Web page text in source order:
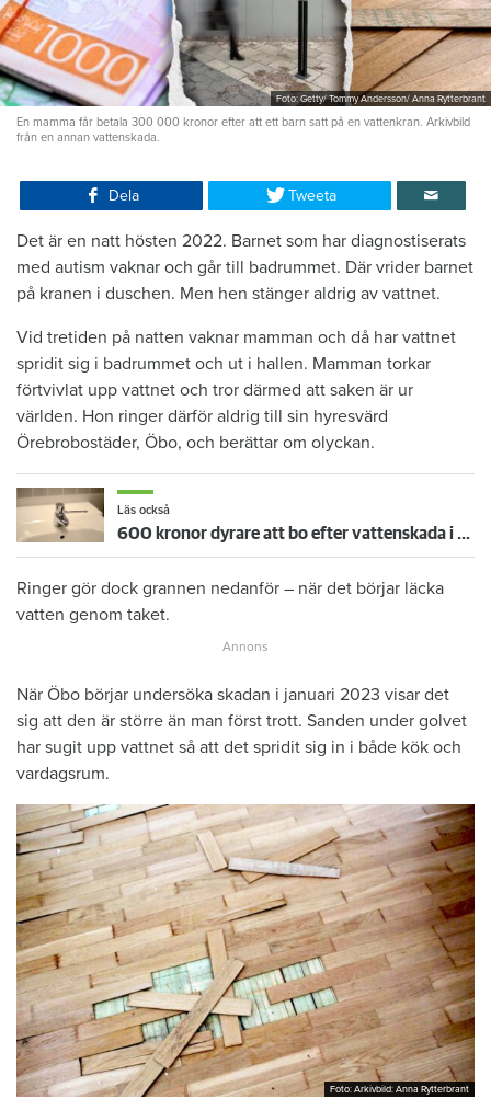
Foto: Getty/ Tommy Andersson/ Anna Rytterbrant
En mamma får betala 300 000 kronor efter att ett barn satt på en vattenkran. Arkivbild
från en annan vattenskada.
Dela Tweeta
Det är en natt hösten 2022. Barnet som har diagnostiserats
med autism vaknar och går till badrummet. Där vrider barnet
på kranen i duschen. Men hen stänger aldrig av vattnet.
Vid tretiden på natten vaknar mamman och då har vattnet
spridit sig i badrummet och ut i hallen. Mamman torkar
förtvivlat upp vattnet och tror därmed att saken är ur
världen. Hon ringer därför aldrig till sin hyresvärd
Örebrobostäder, Öbo, och berättar om olyckan.
Läs också
600 kronor dyrare att bo efter vattenskada i Varberg
Ringer gör dock grannen nedanför – när det börjar läcka
vatten genom taket.
När Öbo börjar undersöka skadan i januari 2023 visar det
sig att den är större än man först trott. Sanden under golvet
har sugit upp vattnet så att det spridit sig in i både kök och
vardagsrum.
Foto: Arkivbild: Anna Rytterbrant
Foto: Arkivbild: Anna Rytterbrant